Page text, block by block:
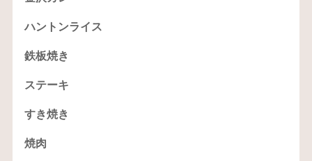
ハントンライス
鉄板焼き
ステーキ
すき焼き
焼肉